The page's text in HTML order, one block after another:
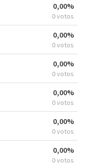
0,00%
0 votos
0,00%
0 votos
0,00%
0 votos
0,00%
0 votos
0,00%
0 votos
0,00%
0 votos